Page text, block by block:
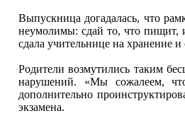
Выпускница догадалась, что
неумолимы: сдай то, что пищит,
сдала учительнице на хранение и
Родители возмутились таким
нарушений. «Мы сожалеем,
дополнительно
экзамена.